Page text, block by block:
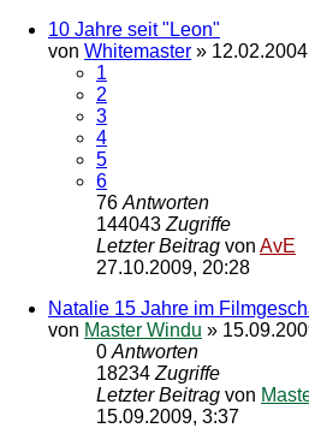
10 Jahre seit "Leon"
von Whitemaster »
1
2
3
4
5
6
76 Antworten
144043 Zugriffe
Letzter Beitrag von AvE
27.10.2009, 20:28
Natalie 15 Jahre im
von Master Windu »
0 Antworten
18234 Zugriffe
Letzter Beitrag von
15.09.2009, 3:37